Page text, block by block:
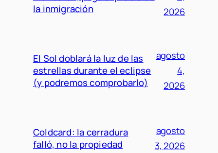
la inmigración
2026
El Sol doblará la luz de las
estrellas durante el eclipse
(y podremos comprobarlo)
agosto
4,
2026
Coldcard: la cerradura
falló, no la propiedad
agosto
3, 2026